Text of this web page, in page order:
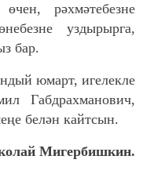
рәхмәтебезне
уздырырга,
бар.
юмарт, игелекле
Габдрахманович,
белән кайтсын.
Мигербишкин.